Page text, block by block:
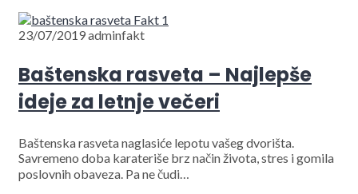
23/07/2019adminfakt
Baštenska rasveta – Najlepše
ideje za letnje večeri
Baštenska rasveta naglasiće lepotu vašeg dvorišta.
Savremeno doba karateriše brz način života, stres i gomila
poslovnih obaveza. Pa ne čudi…